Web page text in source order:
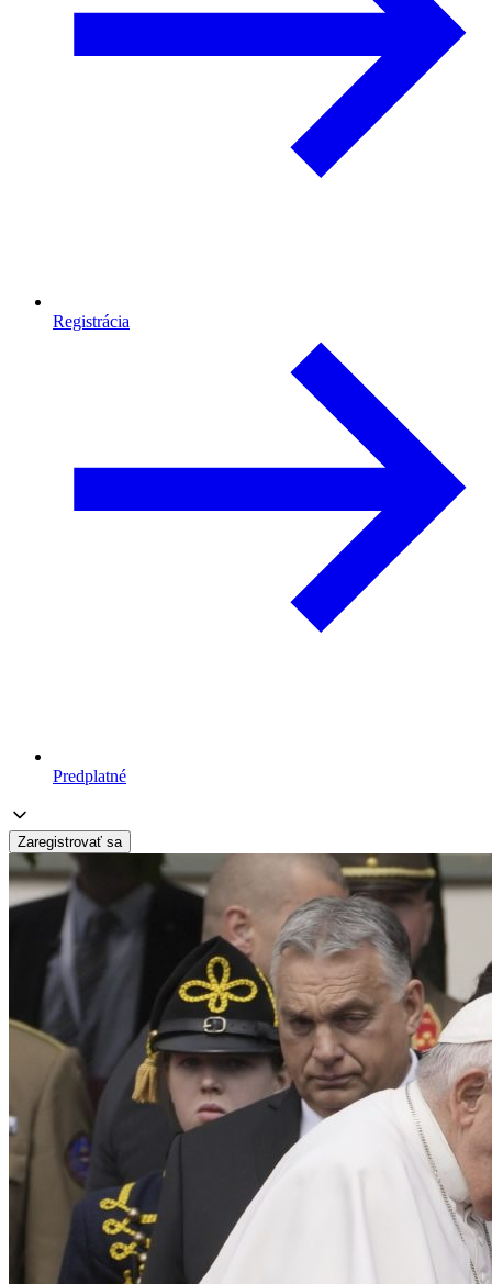
Registrácia
Predplatné
Zaregistrovať sa